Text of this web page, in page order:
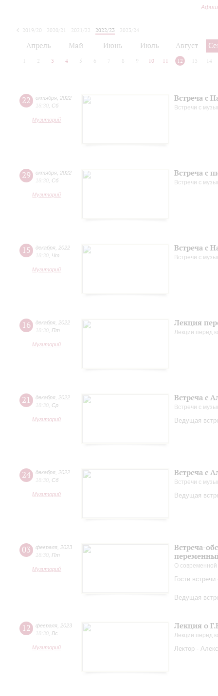
2019/20 2020/21 2021/22 2022/23
2023/24
Апрель Май Июнь Июль Август
2 3 4 5 6 7 8 9 10 11 12 13 14
22 октября 2022
18:30 Сб
Музиторий
Встреча с
Встречи с
29 октября 2022
18:30 Сб
Музиторий
Встреча с
Встречи с
15 декабря 2022
18:30 Чт
Музиторий
Встреча с
Встречи с
16 декабря 2022
18:30 Пт
Музиторий
Лекция
Лекции перед
21 декабря 2022
18:30 Ср
Музиторий
Встреча с
Встречи с
Ведущая
24 декабря 2022
18:30 Сб
Музиторий
Встреча с
Встречи с
Ведущая
03 февраля 2023
18:30 Пт
Музиторий
Встреча-
О
Гости
Ведущая
12 февраля 2023
18:30 Вс
Музиторий
Лекция о
Лекции перед
Лектор -